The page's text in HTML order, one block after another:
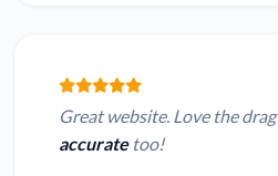
Great website. Love the
accuratetoo!